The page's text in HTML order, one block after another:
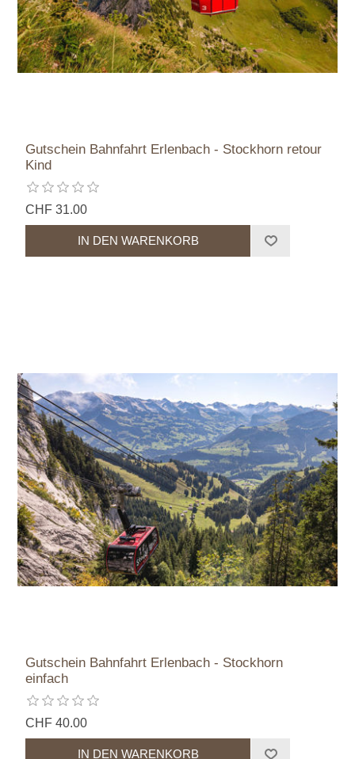
Gutschein Bahnfahrt Erlenbach - Stockhorn retour
Kind
CHF 31.00
Gutschein Bahnfahrt Erlenbach - Stockhorn
einfach
CHF 40.00